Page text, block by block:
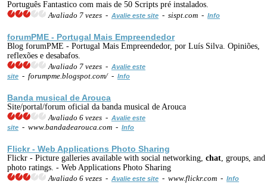
Português Fantastico com mais de 50 Scripts pré instalados.
Avaliado 7 vezes - Avalie este site - sispt.com - Info
forumPME - Portugal Mais Empreendedor
Blog forumPME - Portugal Mais Empreendedor, por Luís Silva. Opiniões,
reflexões e desabafos.
Avaliado 7 vezes - Avalie este
site - forumpme.blogspot.com/ - Info
Banda musical de Arouca
Site/portal/forum oficial da banda musical de Arouca
Avaliado 6 vezes - Avalie este
site - www.bandadearouca.com - Info
Flickr - Web Applications Photo Sharing
Flickr - Picture galleries available with social networking, chat , groups, and
photo ratings. - Web Applications Photo Sharing
Avaliado 6 vezes - Avalie este site - www.flickr.com - Info